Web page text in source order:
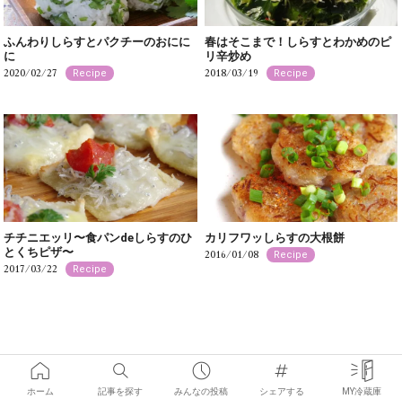
ふんわりしらすとパクチーのおにに
に
2020/02/27 Recipe
春はそこまで！しらすとわかめのピ
リ辛炒め
2018/03/19 Recipe
チチニエッリ〜食パンdeしらすのひ
とくちピザ〜
2017/03/22 Recipe
カリフワッしらすの大根餅
2016/01/08 Recipe
ホーム 記事を探す みんなの投稿 シェアする MY冷蔵庫